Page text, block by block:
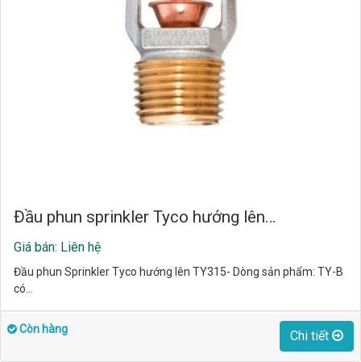
Đầu phun sprinkler Tyco hướng lên…
Giá bán: Liên hệ
Đầu phun Sprinkler Tyco hướng lên TY315- Dòng sản phẩm: TY-B
có…
Còn hàng Chi tiết